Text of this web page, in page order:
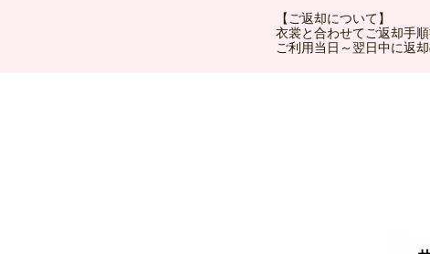
【ご返却について】
衣裳と合わせてご返却手
ご利用当日～翌日中に返